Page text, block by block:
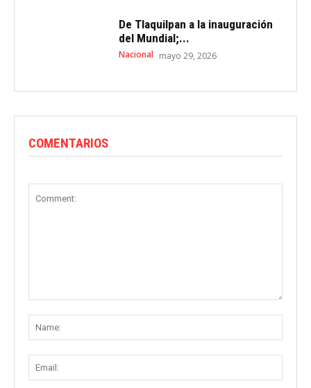
De Tlaquilpan a la inauguración
del Mundial;...
Nacional mayo 29, 2026
COMENTARIOS